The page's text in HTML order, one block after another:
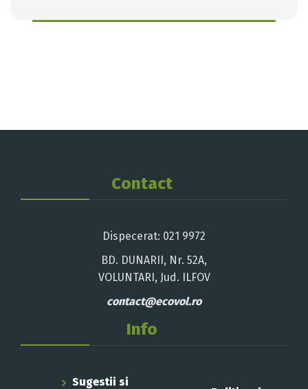
Contact
Dispecerat: 021 9972
BD. DUNARII, Nr. 52A,
VOLUNTARI, Jud. ILFOV
contact@ecovol.ro
Info
Sugestii si